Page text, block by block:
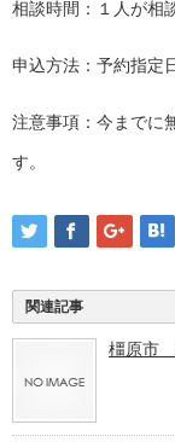
相談時間：１人が相
申込方法：予約指定
注意事項：今までに
す。
関連記事
橿原市